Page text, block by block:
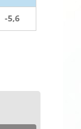
-5,6